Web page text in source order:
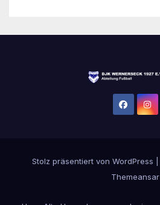
Stolz präsentiert von WordPress
Themeansar